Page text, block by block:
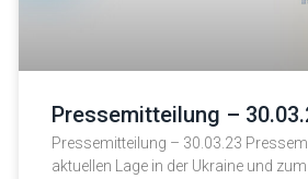
Pressemitteilung –
Pressemitteilung – 30.03.23
aktuellen Lage in der Ukraine und